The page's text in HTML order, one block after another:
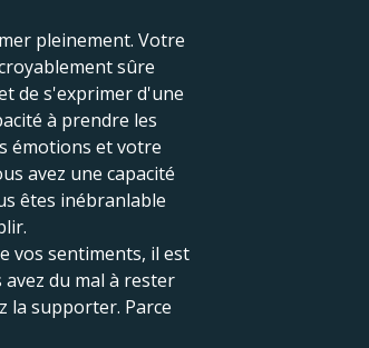
pleinement. Votre
sûre
de s'exprimer d'une
à prendre les
émotions et votre
avez une capacité
êtes inébranlable
vos sentiments, il est
du mal à rester
la supporter. Parce